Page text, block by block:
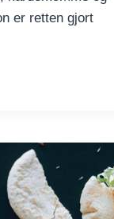
er retten gjort